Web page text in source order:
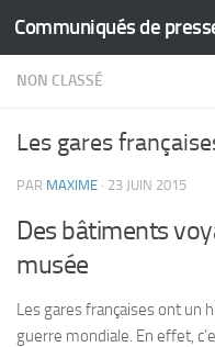
Skip to content
Communiqués de
NON CLASSÉ
Les gares
PAR MAXIME · 23 JUIN 2015
Des bâtiments
musée
Les gares françaises ont un
guerre mondiale. En effet,